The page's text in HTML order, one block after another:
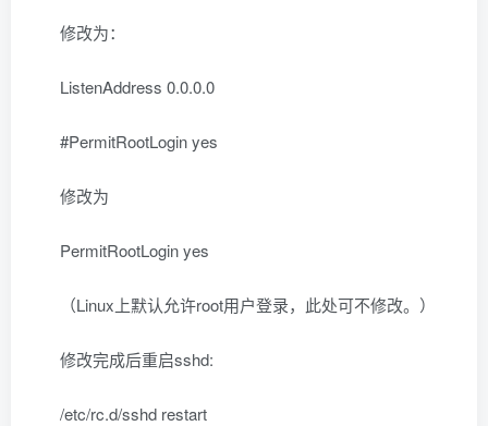
修改为：
ListenAddress 0.0.0.0
#PermitRootLogin yes
修改为
PermitRootLogin yes
（Linux上默认允许root用户登录，此处可不修改。）
修改完成后重启sshd:
/etc/rc.d/sshd restart